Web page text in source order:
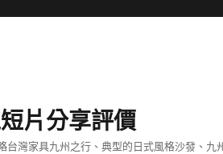
片分享評價
灣家具九州之行、典型的日式風格沙發、